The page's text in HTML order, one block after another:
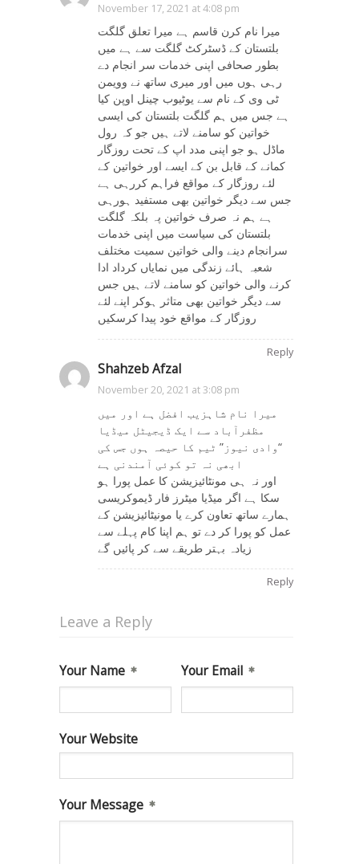
November 17, 2021 at 4:08 pm
میرا نام کرن قاسم ہے میرا تعلق گلگت
بلتستان کے ڈسٹرکٹ گلگت سے ہے میں
بطور صحافی اپنی خدمات سر انجام دے
رہی ہوں میں اور میری ساتھ نے وویمن
ٹی وی کے نام سے یوٹیوب چینل اوپن کیا
ہے جس میں ہم گلگت بلتستان کی ایسی
خواتین کو سامنے لاتے ہیں جو کہ رول
ماڈل ہو جو اپنی مدد اپ کے تحت روزگار
کمانے کے قابل بن کے ایسے اور خواتین کے
لئے روزگار کے مواقع فراہم کررہی ہے
جس سے دیگر خواتین بھی مستفید ہورہی
ہے ہم نہ صرف خواتین پہ بلکہ گلگت
بلتستان کی سیاست میں اپنی خدمات
سرانجام دینے والی خواتین سمیت مختلف
شعبہ ہائے زندگی میں نمایاں کرداد ادا
کرنے والی خواتین کو سامنے لاتے ہیں جس
سے دیگر خواتین بھی متاثر ہوکر اپنے لئے
روزگار کے مواقع خود پیدا کرسکیں
Reply
Shahzeb Afzal
November 20, 2021 at 3:08 pm
میرا نام شاہزیب افضل ہے اور میں
مظفرآباد سے ایک ڈیجیٹل میڈیا
“وادی نیوز” ٹیم کا حیصہ ہوں جس کی
ابھی نہ تو کوئی آمندنی ہے
اور نہ ہی مونٹائیزیشن کا عمل پورا ہو
سکا ہے اگر میڈیا میٹرز فار ڈیموکریسی
ہمارے ساتھ تعاون کرے یا مونیٹائیزیشن کے
عمل کو پورا کر دے تو ہم اپنا کام پہلے سے
زیادہ بہتر طریقے سے کر پائیں گے
Reply
Leave a Reply
Your Name Your Email
Your Website
Your Message